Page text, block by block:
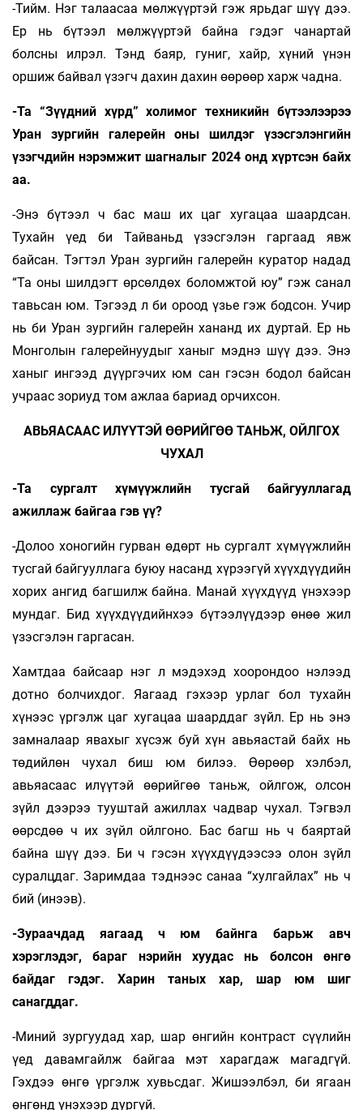
-Тийм. Нэг талаасаа мөлжүүртэй гэж ярьдаг шүү дээ.
Ер нь бүтээл мөлжүүртэй байна гэдэг чанартай
болсны илрэл. Тэнд баяр, гуниг, хайр, хүний үнэн
оршиж байвал үзэгч дахин дахин өөрөөр харж чадна.
-Та “Зүүдний хүрд” холимог техникийн бүтээлээрээ
Уран зургийн галерейн оны шилдэг үзэсгэлэнгийн
үзэгчдийн нэрэмжит шагналыг 2024 онд хүртсэн байх
аа.
-Энэ бүтээл ч бас маш их цаг хугацаа шаардсан.
Тухайн үед би Тайваньд үзэсгэлэн гаргаад явж
байсан. Тэгтэл Уран зургийн галерейн куратор надад
“Та оны шилдэгт өрсөлдөх боломжтой юу” гэж санал
тавьсан юм. Тэгээд л би ороод үзье гэж бодсон. Учир
нь би Уран зургийн галерейн хананд их дуртай. Ер нь
Монголын галерейнуудыг ханыг мэднэ шүү дээ. Энэ
ханыг ингээд дүүргэчих юм сан гэсэн бодол байсан
учраас зориуд том ажлаа бариад орчихсон.
АВЬЯАСААС ИЛҮҮТЭЙ ӨӨРИЙГӨӨ ТАНЬЖ, ОЙЛГОХ
ЧУХАЛ
-Та сургалт хүмүүжлийн тусгай байгууллагад
ажиллаж байгаа гэв үү?
-Долоо хоногийн гурван өдөрт нь сургалт хүмүүжлийн
тусгай байгууллага буюу насанд хүрээгүй хүүхдүүдийн
хорих ангид багшилж байна. Манай хүүхдүүд үнэхээр
мундаг. Бид хүүхдүүдийнхээ бүтээлүүдээр өнөө жил
үзэсгэлэн гаргасан.
Хамтдаа байсаар нэг л мэдэхэд хоорондоо нэлээд
дотно болчихдог. Яагаад гэхээр урлаг бол тухайн
хүнээс үргэлж цаг хугацаа шаарддаг зүйл. Ер нь энэ
замналаар явахыг хүсэж буй хүн авьяастай байх нь
төдийлөн чухал биш юм билээ. Өөрөөр хэлбэл,
авьяасаас илүүтэй өөрийгөө таньж, ойлгож, олсон
зүйл дээрээ тууштай ажиллах чадвар чухал. Тэгвэл
өөрсдөө ч их зүйл ойлгоно. Бас багш нь ч баяртай
байна шүү дээ. Би ч гэсэн хүүхдүүдээсээ олон зүйл
суралцдаг. Заримдаа тэднээс санаа “хулгайлах” нь ч
бий (инээв).
-Зураачдад яагаад ч юм байнга барьж авч
хэрэглэдэг, бараг нэрийн хуудас нь болсон өнгө
байдаг гэдэг. Харин таных хар, шар юм шиг
санагддаг.
-Миний зургуудад хар, шар өнгийн контраст сүүлийн
үед давамгайлж байгаа мэт харагдаж магадгүй.
Гэхдээ өнгө үргэлж хувьсдаг. Жишээлбэл, би ягаан
өнгөнд үнэхээр дургүй.